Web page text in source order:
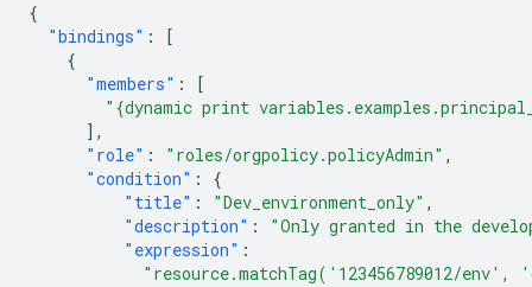
{
"bindings" :
[
{
"members" :
[
"{dynamic print
],
"role" : "roles/orgpolicy.policyAdmin" ,
"condition" :
{
"title" : "Dev_environment_only" ,
"description" :
"Only granted in the
"expression" :
"resource.matchTag('123456789012/